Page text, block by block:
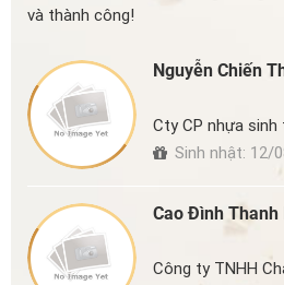
và thành công!
Nguyễn Chiến
Cty CP nhựa sinh
Sinh nhật: 12/
Cao Đình Thanh
Công ty TNHH